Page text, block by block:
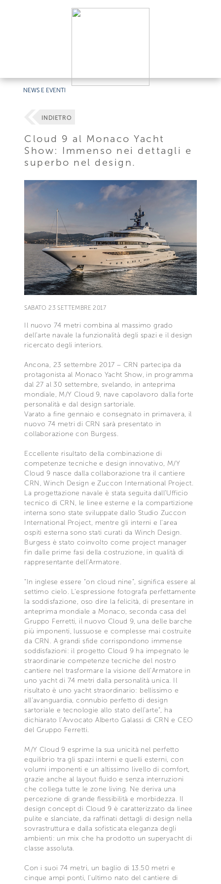
NEWS E EVENTI
INDIETRO
Cloud 9 al Monaco Yacht
Show: Immenso nei dettagli e
superbo nel design.
SABATO 23 SETTEMBRE 2017
Il nuovo 74 metri combina al massimo grado
dell’arte navale la funzionalità degli spazi e il design
ricercato degli interiors.
Ancona, 23 settembre 2017 – CRN partecipa da
protagonista al Monaco Yacht Show, in programma
dal 27 al 30 settembre, svelando, in anteprima
mondiale, M/Y Cloud 9, nave capolavoro dalla forte
personalità e dal design sartoriale.
Varato a fine gennaio e consegnato in primavera, il
nuovo 74 metri di CRN sarà presentato in
collaborazione con Burgess.
Eccellente risultato della combinazione di
competenze tecniche e design innovativo, M/Y
Cloud 9 nasce dalla collaborazione tra il cantiere
CRN, Winch Design e Zuccon International Project.
La progettazione navale è stata seguita dall’Ufficio
tecnico di CRN, le linee esterne e la compartizione
interna sono state sviluppate dallo Studio Zuccon
International Project, mentre gli interni e l’area
ospiti esterna sono stati curati da Winch Design.
Burgess è stato coinvolto come project manager
fin dalle prime fasi della costruzione, in qualità di
rappresentante dell’Armatore.
“In inglese essere “on cloud nine”, significa essere al
settimo cielo. L’espressione fotografa perfettamente
la soddisfazione, oso dire la felicità, di presentare in
anteprima mondiale a Monaco, seconda casa del
Gruppo Ferretti, il nuovo Cloud 9, una delle barche
più imponenti, lussuose e complesse mai costruite
da CRN. A grandi sfide corrispondono immense
soddisfazioni: il progetto Cloud 9 ha impegnato le
straordinarie competenze tecniche del nostro
cantiere nel trasformare la visione dell’Armatore in
uno yacht di 74 metri dalla personalità unica. Il
risultato è uno yacht straordinario: bellissimo e
all’avanguardia, connubio perfetto di design
sartoriale e tecnologie allo stato dell’arte”, ha
dichiarato l’Avvocato Alberto Galassi di CRN e CEO
del Gruppo Ferretti.
M/Y Cloud 9 esprime la sua unicità nel perfetto
equilibrio tra gli spazi interni e quelli esterni, con
volumi imponenti e un altissimo livello di comfort,
grazie anche al layout fluido e senza interruzioni
che collega tutte le zone living. Ne deriva una
percezione di grande flessibilità e morbidezza. Il
design concept di Cloud 9 è caratterizzato da linee
pulite e slanciate, da raffinati dettagli di design nella
sovrastruttura e dalla sofisticata eleganza degli
ambienti: un mix che ha prodotto un superyacht di
classe assoluta.
Con i suoi 74 metri, un baglio di 13.50 metri e
cinque ampi ponti, l’ultimo nato del cantiere di